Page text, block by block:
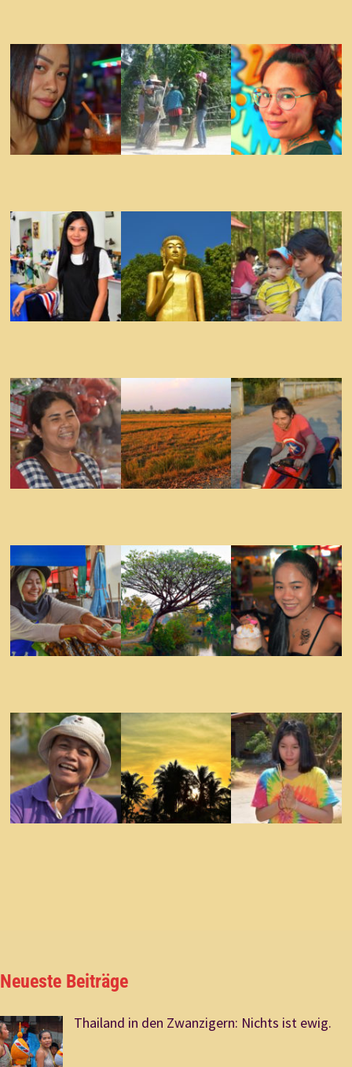
Neueste Beiträge
Thailand in den Zwanzigern: Nichts ist ewig.